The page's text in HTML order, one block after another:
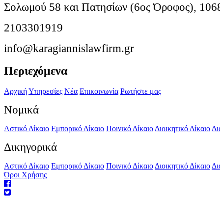
Σολωμού 58 και Πατησίων (6ος Όροφος),
2103301919
info@karagiannislawfirm.gr
Περιεχόμενα
ΑρχικήΥπηρεσίες Νέα Επικοινωνία Ρωτήστε μας
Νομικά
Αστικό Δίκαιο Εμπορικό Δίκαιο Ποινικό Δίκαιο Διοικητικό Δίκαιο
Δικηγορικά
Αστικό Δίκαιο Εμπορικό Δίκαιο Ποινικό Δίκαιο Διοικητικό Δίκαιο
Όροι Χρήσης